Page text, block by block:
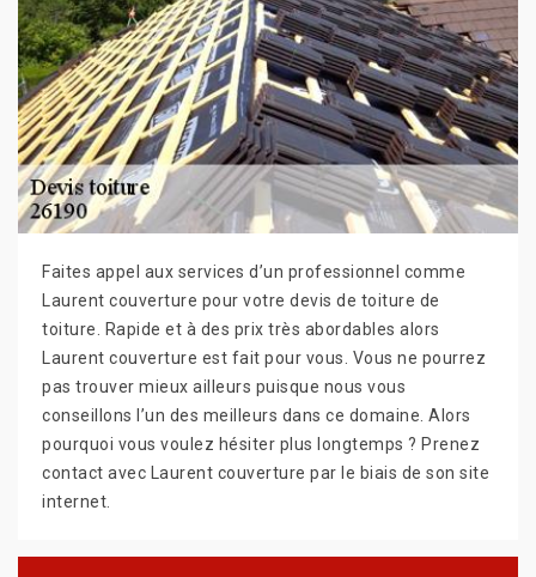
Faites appel aux services d’un professionnel comme
Laurent couverture pour votre devis de toiture de
toiture. Rapide et à des prix très abordables alors
Laurent couverture est fait pour vous. Vous ne pourrez
pas trouver mieux ailleurs puisque nous vous
conseillons l’un des meilleurs dans ce domaine. Alors
pourquoi vous voulez hésiter plus longtemps ? Prenez
contact avec Laurent couverture par le biais de son site
internet.